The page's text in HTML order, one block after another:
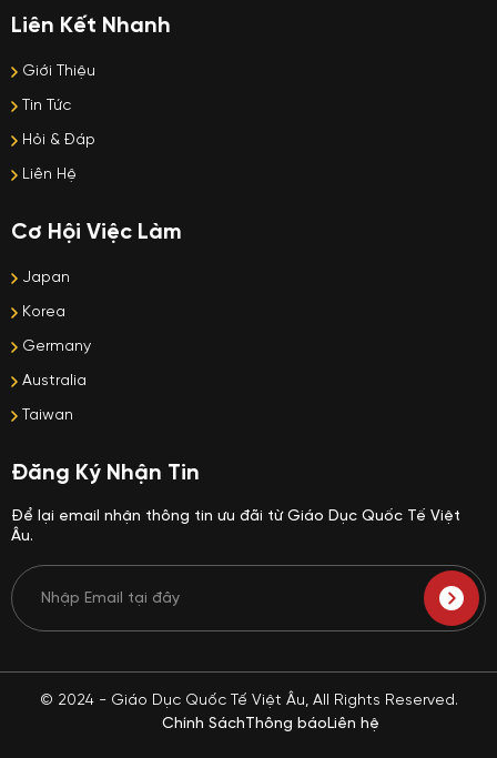
Liên Kết Nhanh
Giới Thiệu
Tin Tức
Hỏi & Đáp
Liên Hệ
Cơ Hội Việc Làm
Japan
Korea
Germany
Australia
Taiwan
Đăng Ký Nhận Tin
Để lại email nhận thông tin ưu đãi từ Giáo Dục Quốc Tế Việt
Âu.
© 2024 - Giáo Dục Quốc Tế Việt Âu, All Rights Reserved.
Chính SáchThông báoLiên hệ